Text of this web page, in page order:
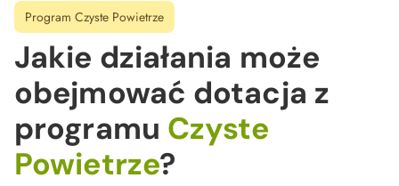
Program Czyste Powietrze
Jakie działania może
obejmować dotacja z
programu Czyste
Powietrze?